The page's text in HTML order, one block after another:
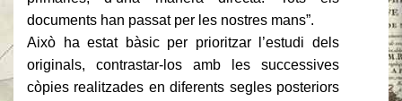
documents han passat per les nostres mans”.
Això ha estat bàsic per prioritzar l’estudi dels
originals, contrastar-los amb les successives
còpies realitzades en diferents segles posteriors